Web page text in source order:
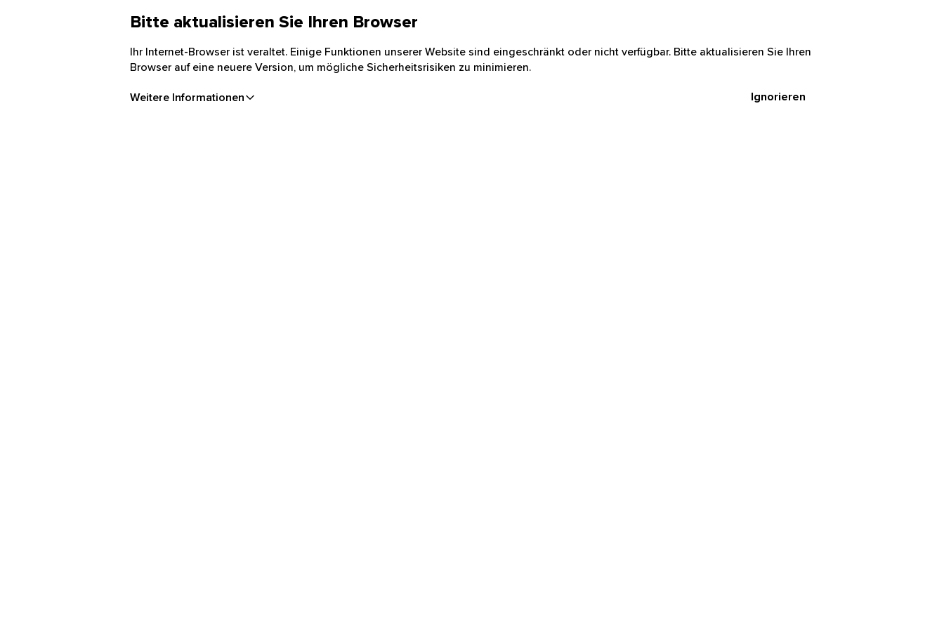
Bitte aktualisieren Sie Ihren Browser
Ihr Internet-Browser ist veraltet. Einige Funktionen unserer Website sind eingeschränkt oder nicht verfügbar. Bitte aktualisieren Sie Ihren
Browser auf eine neuere Version, um mögliche Sicherheitsrisiken zu minimieren.
Weitere Informationen Ignorieren